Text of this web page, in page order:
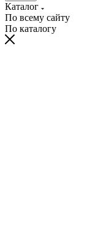
Каталог
По всему сайту
По каталогу